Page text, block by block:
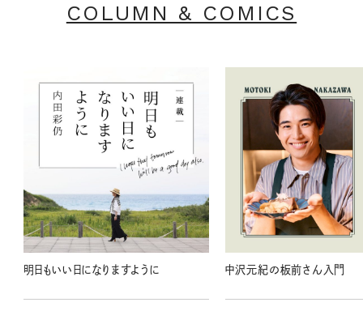
COLUMN & COMICS
明日もいい日になりますように 中沢元紀の板前さん入門